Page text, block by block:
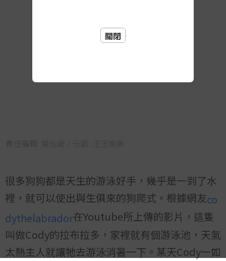
責任編輯: 葉怡箴 / 分類: 汪汪娛樂
很多狗狗都是天生的游泳好手，幾乎是一到了水
裡，就可以使出與生俱來的狗爬式。根據網友co
dythelabrador在Youtube所上傳的影片，這隻
叫做Cody的拉布拉多，家裡就有個游泳池，天氣
太熱主人就讓牠去游泳消暑一下。某天Cody一如
關閉